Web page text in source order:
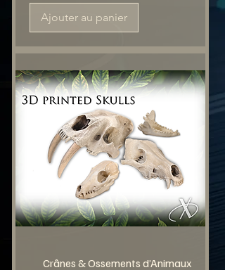
Ajouter au panier
Crânes & Ossements d’Animaux